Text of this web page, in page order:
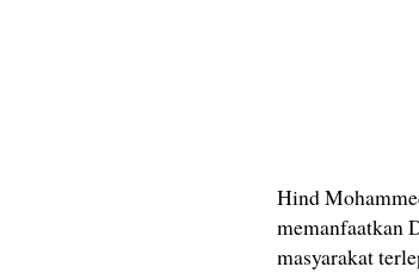
Hind
memanfaatkan
masyarakat